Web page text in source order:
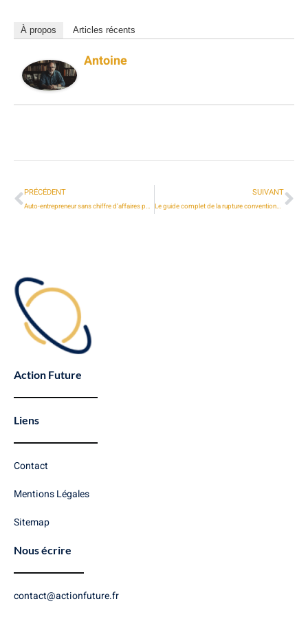
À propos Articles récents
Antoine
PRÉCÉDENT
Auto-entrepreneur sans chiffre d’affaires pendant 12 mois : comprendre les implications légales et administratives
SUIVANT
Le guide complet de la rupture conventionnelle en fonction publique
Action Future
Liens
Contact
Mentions Légales
Sitemap
Nous écrire
contact@actionfuture.fr